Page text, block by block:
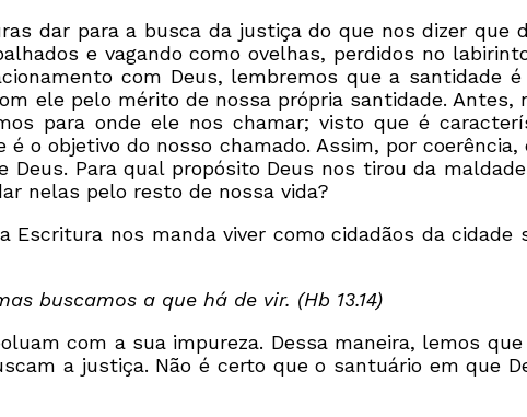
dar para a busca da justiça do que nos dizer que
e vagando como ovelhas, perdidos no
com Deus, lembremos que a
ele pelo mérito de nossa própria santidade. Antes,
para onde ele nos chamar; visto que é
o objetivo do nosso chamado. Assim, por
Deus. Para qual propósito Deus nos tirou da
nelas pelo resto de nossa vida?
Escritura nos manda viver como cidadãos da
buscamos a que há de vir. (Hb 13.14)
com a sua impureza. Dessa maneira, lemos
a justiça. Não é certo que o santuário em que